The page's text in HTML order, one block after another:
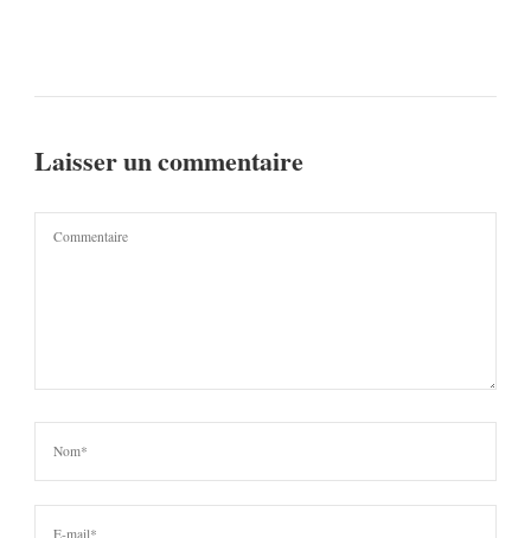
Laisser un commentaire